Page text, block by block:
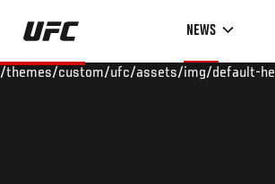
Skip
main
NEWS
/themes/custom/ufc/assets/img/default-